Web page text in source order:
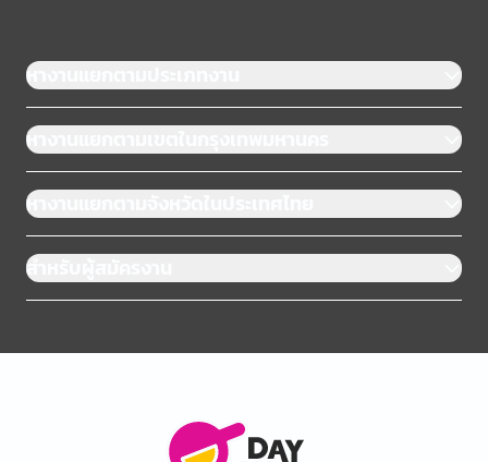
หางานแยกตามประเภทงาน
หางานแยกตามเขตในกรุงเทพมหานคร
หางานแยกตามจังหวัดในประเทศไทย
สำหรับผู้สมัครงาน